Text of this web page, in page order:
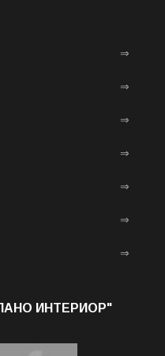
⇒
⇒
⇒
⇒
⇒
⇒
⇒
ИНТЕРИОР"